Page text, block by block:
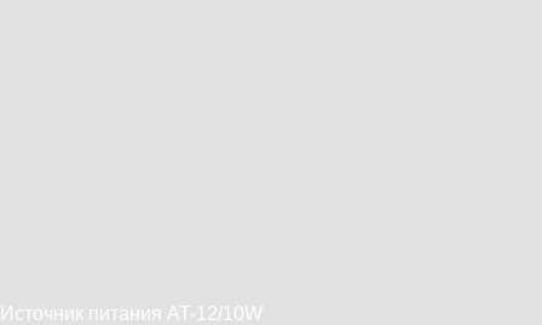
Источник питания AT-12/10W